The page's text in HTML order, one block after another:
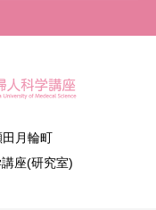
月輪町
座(研究室)